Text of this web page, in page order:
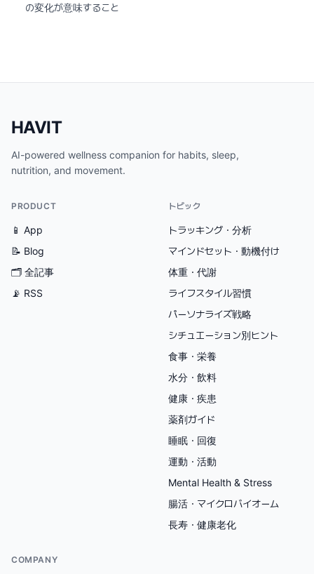
の変化が意味すること
HAVIT
AI-powered wellness companion for habits, sleep,
nutrition, and movement.
PRODUCT
📱 App
📝 Blog
🗂 全記事
📡 RSS
トピック
トラッキング・分析
マインドセット・動機付け
体重・代謝
ライフスタイル習慣
パーソナライズ戦略
シチュエーション別ヒント
食事・栄養
水分・飲料
健康・疾患
薬剤ガイド
睡眠・回復
運動・活動
Mental Health & Stress
腸活・マイクロバイオーム
長寿・健康老化
COMPANY